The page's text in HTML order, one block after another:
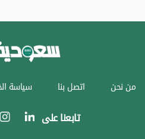
من نحن اتصل بنا سياسة
تابعنا على